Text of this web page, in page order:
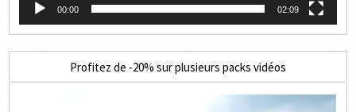
00:00 02:09
Profitez de -20% sur plusieurs packs vidéos